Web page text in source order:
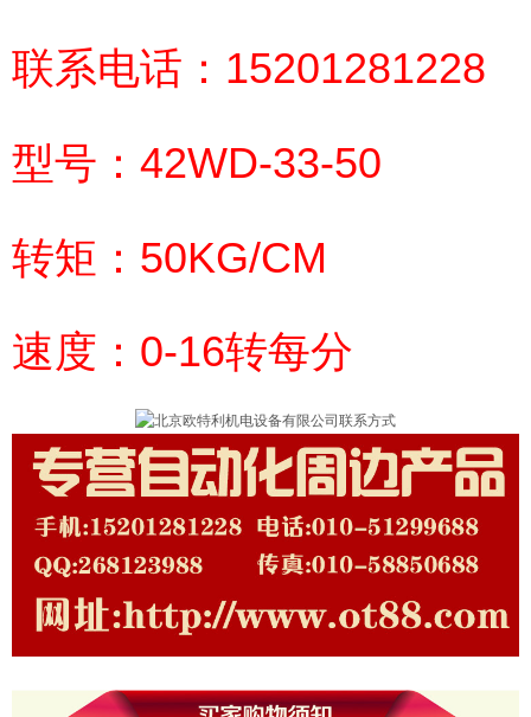
联系电话：15201281228
型号：42WD-33-50
转矩：50KG/CM
速度：0-16转每分